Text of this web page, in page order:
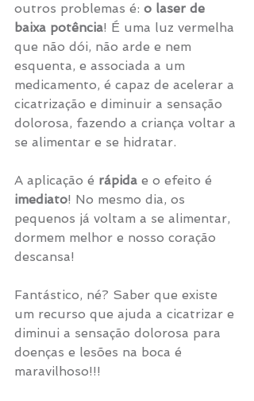
outros problemas é: o laser de
baixa potência! É uma luz vermelha
que não dói, não arde e nem
esquenta, e associada a um
medicamento, é capaz de acelerar a
cicatrização e diminuir a sensação
dolorosa, fazendo a criança voltar a
se alimentar e se hidratar.
A aplicação é rápida e o efeito é
imediato! No mesmo dia, os
pequenos já voltam a se alimentar,
dormem melhor e nosso coração
descansa!
Fantástico, né? Saber que existe
um recurso que ajuda a cicatrizar e
diminui a sensação dolorosa para
doenças e lesões na boca é
maravilhoso!!!